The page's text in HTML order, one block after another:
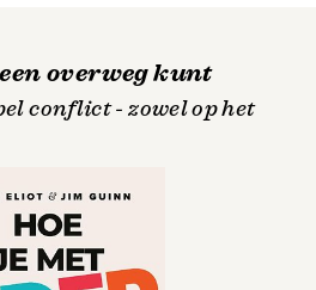
overweg kunt
conflict - zowel op het